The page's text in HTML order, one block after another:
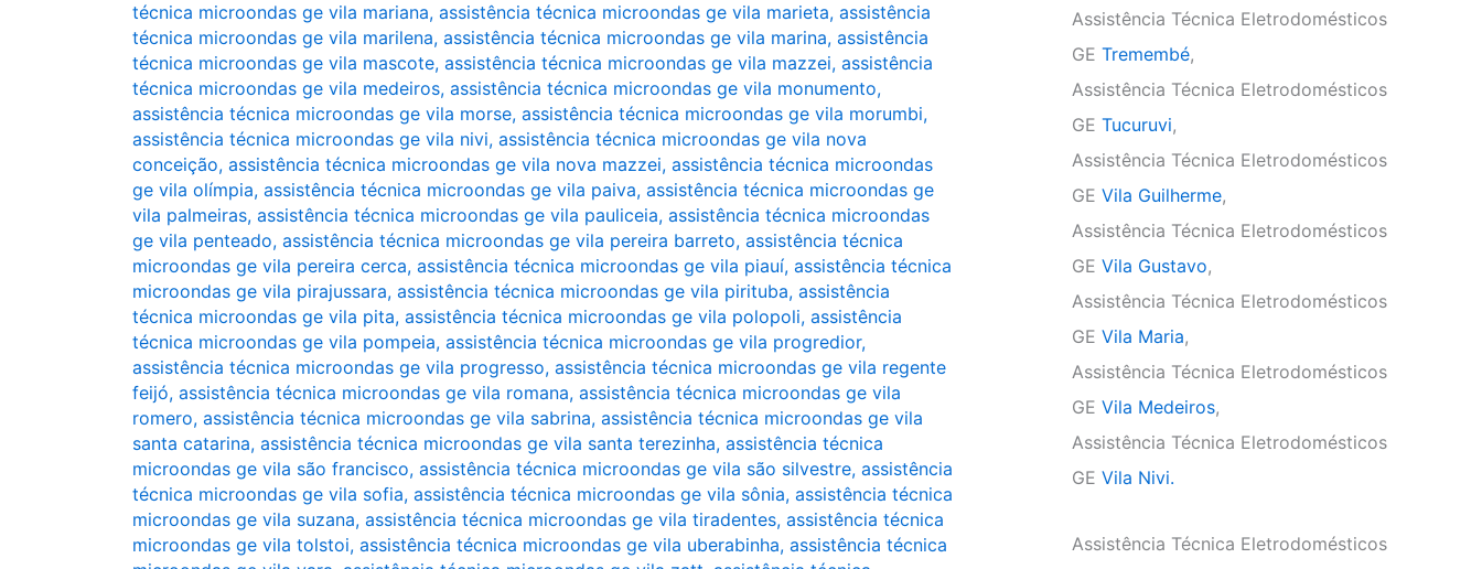
técnica microondas ge vila mariana, assistência técnica microondas ge vila marieta, assistência
técnica microondas ge vila marilena, assistência técnica microondas ge vila marina, assistência
técnica microondas ge vila mascote, assistência técnica microondas ge vila mazzei, assistência
técnica microondas ge vila medeiros, assistência técnica microondas ge vila monumento,
assistência técnica microondas ge vila morse, assistência técnica microondas ge vila morumbi,
assistência técnica microondas ge vila nivi, assistência técnica microondas ge vila nova
conceição, assistência técnica microondas ge vila nova mazzei, assistência técnica microondas
ge vila olímpia, assistência técnica microondas ge vila paiva, assistência técnica microondas ge
vila palmeiras, assistência técnica microondas ge vila pauliceia, assistência técnica microondas
ge vila penteado, assistência técnica microondas ge vila pereira barreto, assistência técnica
microondas ge vila pereira cerca, assistência técnica microondas ge vila piauí, assistência técnica
microondas ge vila pirajussara, assistência técnica microondas ge vila pirituba, assistência
técnica microondas ge vila pita, assistência técnica microondas ge vila polopoli, assistência
técnica microondas ge vila pompeia, assistência técnica microondas ge vila progredior,
assistência técnica microondas ge vila progresso, assistência técnica microondas ge vila regente
feijó, assistência técnica microondas ge vila romana, assistência técnica microondas ge vila
romero, assistência técnica microondas ge vila sabrina, assistência técnica microondas ge vila
santa catarina, assistência técnica microondas ge vila santa terezinha, assistência técnica
microondas ge vila são francisco, assistência técnica microondas ge vila são silvestre, assistência
técnica microondas ge vila sofia, assistência técnica microondas ge vila sônia, assistência técnica
microondas ge vila suzana, assistência técnica microondas ge vila tiradentes, assistência técnica
microondas ge vila tolstoi, assistência técnica microondas ge vila uberabinha, assistência técnica
Assistência Técnica Eletrodomésticos
GE Tremembé,
Assistência Técnica Eletrodomésticos
GE Tucuruvi,
Assistência Técnica Eletrodomésticos
GE Vila Guilherme,
Assistência Técnica Eletrodomésticos
GE Vila Gustavo,
Assistência Técnica Eletrodomésticos
GE Vila Maria,
Assistência Técnica Eletrodomésticos
GE Vila Medeiros,
Assistência Técnica Eletrodomésticos
GE Vila Nivi.
Assistência Técnica Eletrodomésticos